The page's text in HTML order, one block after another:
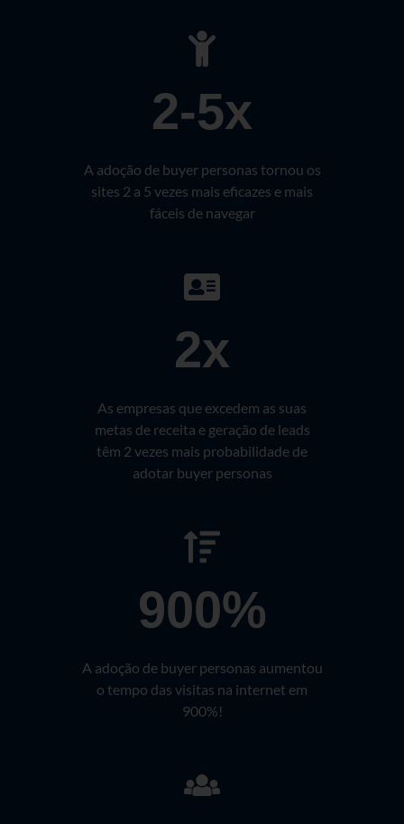
2-5x
A adoção de buyer personas tornou os
sites 2 a 5 vezes mais eficazes e mais
fáceis de navegar
2x
As empresas que excedem as suas
metas de receita e geração de leads
têm 2 vezes mais probabilidade de
adotar buyer personas
900%
A adoção de buyer personas aumentou
o tempo das visitas na internet em
900%!